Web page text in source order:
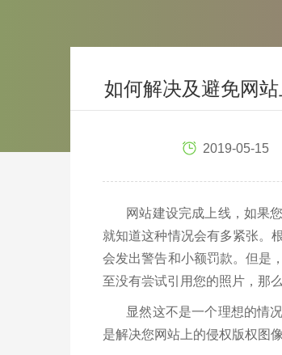
如何解决及避免网
2019-05-15
网站建设完成上线，如果
就知道这种情况会有多紧张。
会发出警告和小额罚款。但是
至没有尝试引用您的照片，那
显然这不是一个理想的情况
是解决您网站上的侵权版权图